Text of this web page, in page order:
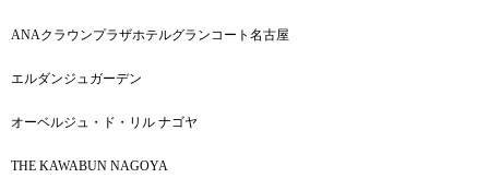
ANAクラウンプラザホテルグランコート名古屋
エルダンジュガーデン
オーベルジュ・ド・リル ナゴヤ
THE KAWABUN NAGOYA